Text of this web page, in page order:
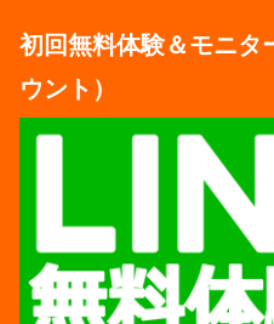
初回無料体験＆モニタ
ウント）